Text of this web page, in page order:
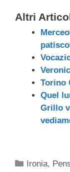
Altri
Torino
Quel
Grillo
Categorie
Ironia,